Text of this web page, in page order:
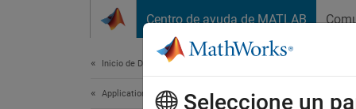
Centro de ayuda de MATLAB
Inicio de Documentación
Application DeploymentSeleccione un